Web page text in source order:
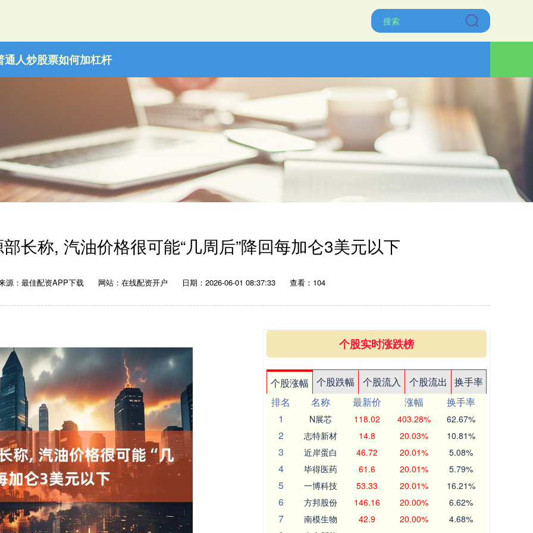
通人炒股票如何加杠杆
长称, 汽油价格很可能“几周后”降回每加仑3美元以下
源：最佳配资APP下载 网站：在线配资开户 日期：2026-06-01 08:37:33 查看：104
个股实时涨跌榜
个股涨幅 个股跌幅 个股流入 个股流出
换手率
排名
名称 最新价 涨幅
换手率
1
N展芯 118.02 403.28% 62.67%
2 志特新材 14.8 20.03% 10.81%
3 近岸蛋白 46.72 20.01% 5.08%
4 毕得医药 61.6 20.01% 5.79%
5 一博科技 53.33 20.01% 16.21%
6 方邦股份 146.16 20.00% 6.62%
7 南模生物 42.9 20.00% 4.68%